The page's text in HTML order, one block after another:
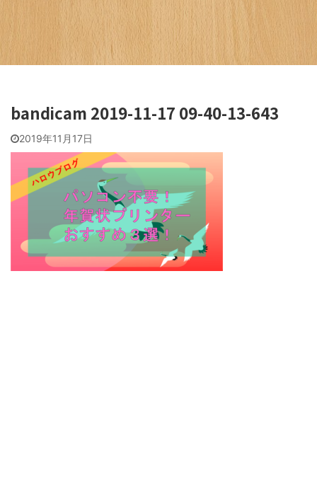
bandicam 2019-11-17 09-40-13-643
2019年11月17日